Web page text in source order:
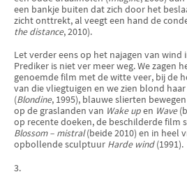
een bankje buiten dat zich door het
zicht onttrekt, al veegt een hand de
the distance, 2010).
Let verder eens op het najagen van
Prediker is niet ver meer weg. We zagen
genoemde film met de witte veer, bij de
van die vliegtuigen en we zien blond
(Blondine, 1995), blauwe slierten
op de graslanden van Wake upen Wave
op recente doeken, de beschilderde film
Blossom – mistral(beide 2010) en in heel
opbollende sculptuur Harde wind(1991).
3.